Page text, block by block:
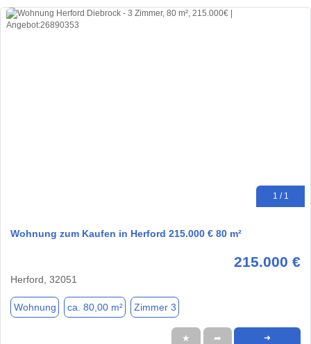
1 / 1
Wohnung zum Kaufen in Herford 215.000 € 80 m²
215.000 €
Herford, 32051
Wohnung ca. 80,00 m² Zimmer 3
★ ➦ ➜